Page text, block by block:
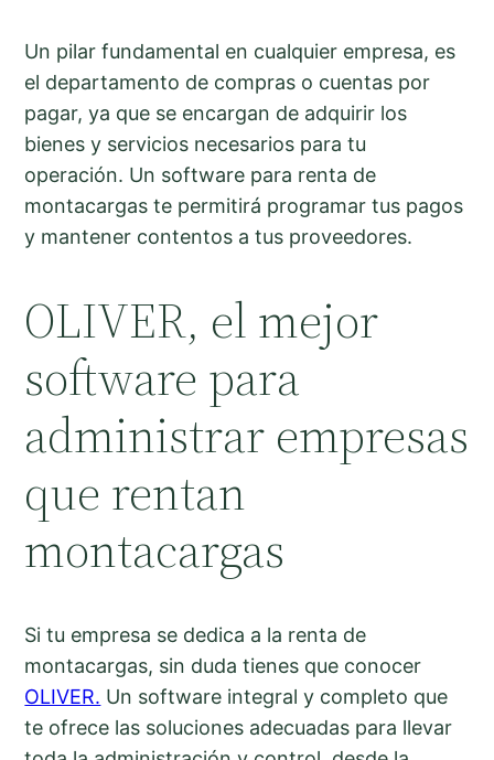
Un pilar fundamental en cualquier empresa, es
el departamento de compras o cuentas por
pagar, ya que se encargan de adquirir los
bienes y servicios necesarios para tu
operación. Un software para renta de
montacargas te permitirá programar tus pagos
y mantener contentos a tus proveedores.
OLIVER, el mejor
software para
administrar empresas
que rentan
montacargas
Si tu empresa se dedica a la renta de
montacargas, sin duda tienes que conocer
OLIVER. Un software integral y completo que
te ofrece las soluciones adecuadas para llevar